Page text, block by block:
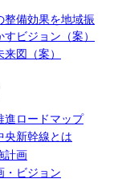
整備効果を地域振
ビジョン（案）
来図（案）
進ロードマップ
央新幹線とは
計画
・ビジョン